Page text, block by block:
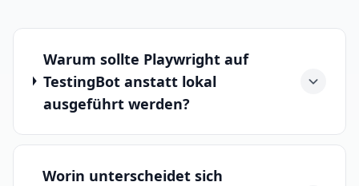
Warum sollte Playwright auf
TestingBot anstatt lokal
ausgeführt werden?
Worin unterscheidet sich